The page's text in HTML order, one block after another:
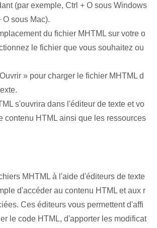
(par exemple, Ctrl + O sous Windows
O sous Mac).
du fichier MHTML sur votre o
le fichier que vous souhaitez ou
» pour charger le fichier MHTML d
s'ouvrira dans l'éditeur de texte et vo
contenu HTML ainsi que les ressources
MHTML à l'aide d'éditeurs de texte
d'accéder au contenu HTML et aux r
Ces éditeurs vous permettent d'affi
le code HTML, d'apporter les modificat